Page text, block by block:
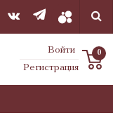
Войти
Регистрация
0